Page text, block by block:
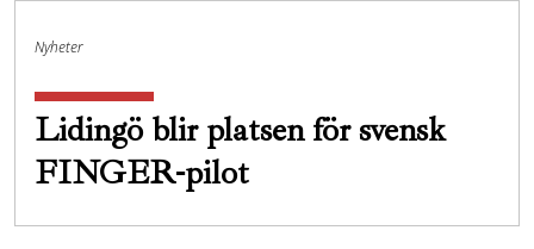
Nyheter
Lidingö blir platsen för svensk
FINGER-pilot